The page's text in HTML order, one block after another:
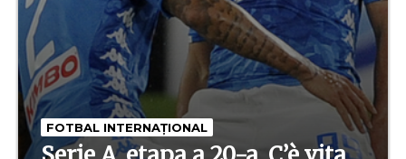
FOTBAL INTERNAȚIONAL